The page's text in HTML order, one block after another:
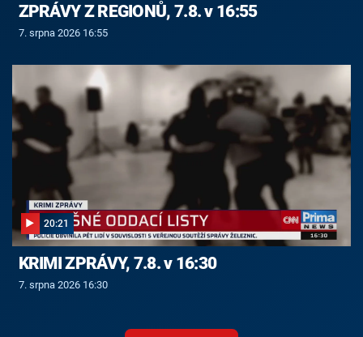
ZPRÁVY Z REGIONŮ, 7.8. v 16:55
7. srpna 2026 16:55
20:21
KRIMI ZPRÁVY, 7.8. v 16:30
7. srpna 2026 16:30